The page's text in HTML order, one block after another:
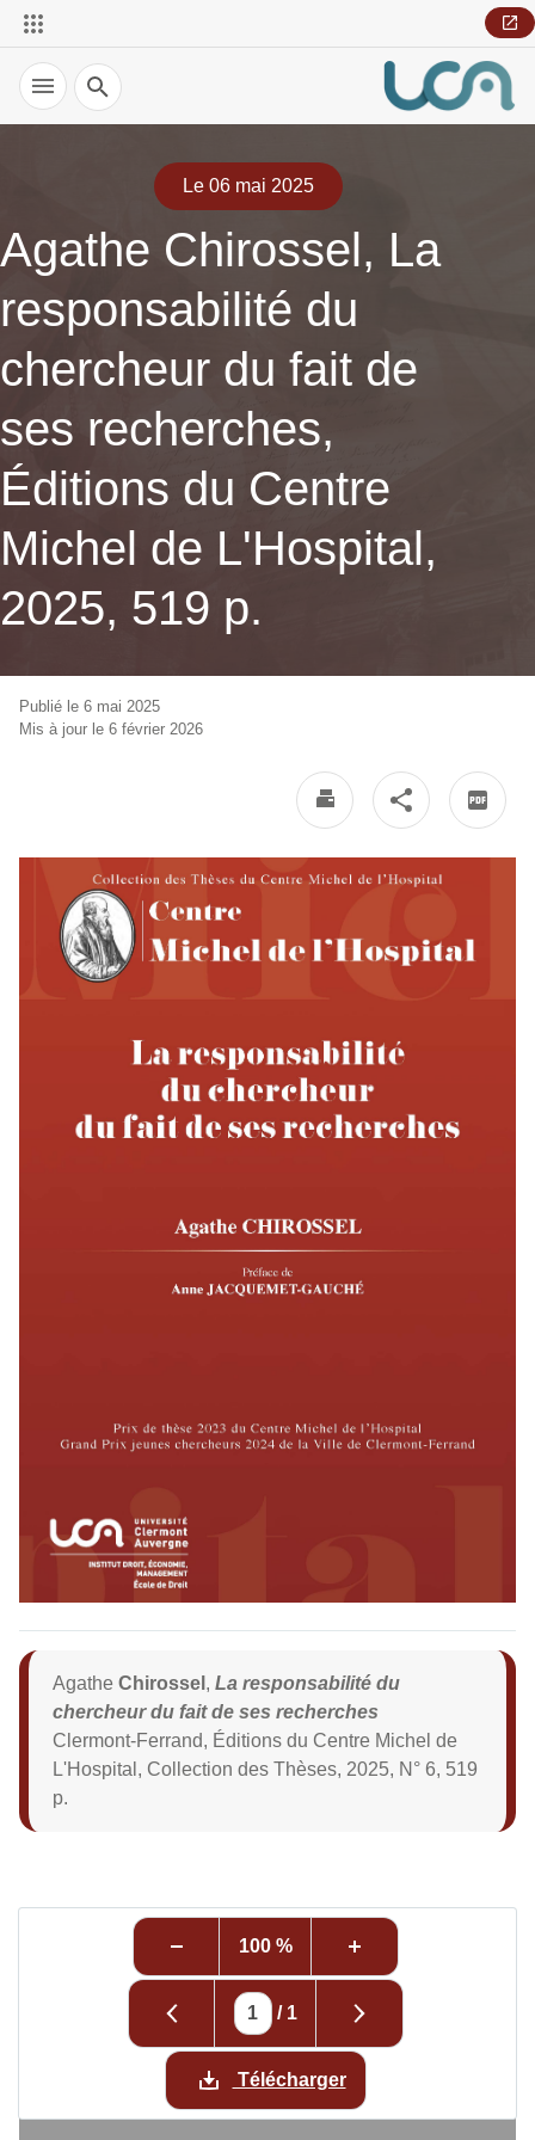
Recherche
Le 06 mai 2025
Agathe Chirossel, La
responsabilité du
chercheur du fait de
ses recherches,
Éditions du Centre
Michel de L'Hospital,
2025, 519 p.
Publié le 6 mai 2025
Mis à jour le 6 février 2026
Agathe Chirossel , La responsabilité du
chercheur du fait de ses recherches
Clermont-Ferrand, Éditions du Centre Michel de
L'Hospital, Collection des Thèses, 2025, N° 6, 519
p.
100 %
/ 1
Télécharger